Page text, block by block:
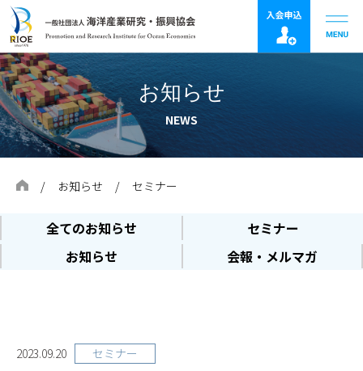
お知らせ
NEWS
お知らせ セミナー
全てのお知らせ
セミナー
お知らせ
会報・メルマガ
2023.09.20 セミナー